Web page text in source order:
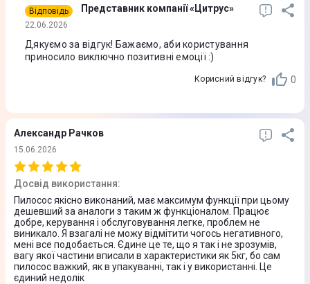
виробником. Подробиці уточнюйте у менеджера
Завантаження
Відповідь Представник компанії «Цитрус»
22.06.2026
Дякуємо за відгук! Бажаємо, аби користування
приносило виключно позитивні емоції :)
Корисний відгук? 0
Александр Рачков
15.06.2026
Досвід використання:
Пилосос якісно виконаний, має максимум функції при цьому
дешевший за аналоги з таким ж функціоналом. Працює
добре, керування і обслуговування легке, проблем не
виникало. Я взагалі не можу відмітити чогось негативного,
мені все подобається. Єдине це те, що я так і не зрозумів,
вагу якої частини вписали в характеристики як 5кг, бо сам
пилосос важкий, як в упакуванні, так і у використанні. Це
єдиний недолік